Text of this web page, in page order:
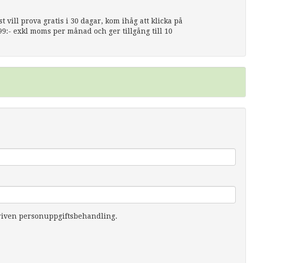
vill prova gratis i 30 dagar, kom ihåg att klicka på
exkl moms per månad och ger tillgång till 10
personuppgiftsbehandling.